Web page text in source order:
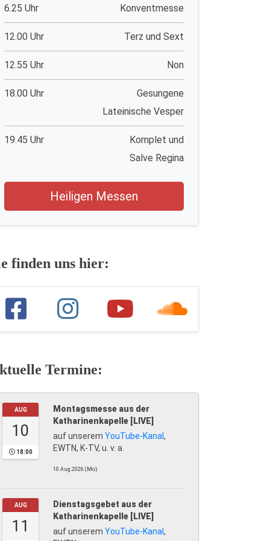
6.25 Uhr Konventmesse
12.00 Uhr Terz und Sext
12.55 Uhr Non
18.00 Uhr
Gesungene
Lateinische Vesper
19.45 Uhr
Komplet und
Salve Regina
Heiligen Messen
finden uns hier:
Termine:
AUG
10
18:00
Montagsmesse aus der
Katharinenkapelle [LIVE]
auf unserem YouTube-Kanal ,
EWTN, K-TV, u. v. a.
10.Aug.2026 (Mo)
AUG
11
Dienstagsgebet aus der
Katharinenkapelle [LIVE]
auf unserem YouTube-Kanal ,